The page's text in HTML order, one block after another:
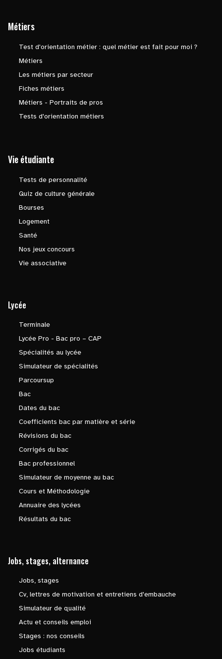
Métiers
Test d'orientation métier : quel métier est fait pour moi ?
Métiers
Les métiers par secteur
Fiches métiers
Métiers - Portraits de pros
Tests d'orientation métiers
Vie étudiante
Tests de personnalité
Quiz de culture générale
Bourses
Logement
Santé
Nos jeux concours
Vie associative
Lycée
Terminale
Lycée Pro - Bac pro – CAP
Spécialités au lycée
Simulateur de spécialités
Parcoursup
Bac
Dates du bac
Coefficients bac par matière et série
Révisions du bac
Corrigés du bac
Bac professionnel
Simulateur de moyenne au bac
Cours et Méthodologie
Annuaire des lycées
Résultats du bac
Jobs, stages, alternance
Jobs, stages
Cv, lettres de motivation et entretiens d'embauche
Simulateur de qualité
Actu et conseils emploi
Stages : nos conseils
Jobs étudiants